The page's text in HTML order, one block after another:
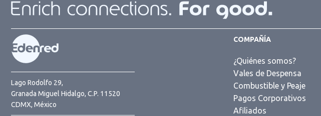
Lago Rodolfo 29,
Granada Miguel Hidalgo, C.P. 11520
CDMX, México
COMPAÑÍA
¿Quiénes somos?
Vales de Despensa
Combustible y Peaje
Pagos Corporativos
Afiliados